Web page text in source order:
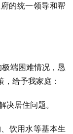
的统一领导和帮
端困难情况，恳
给予我家庭：
决居住问题。
饮用水等基本生